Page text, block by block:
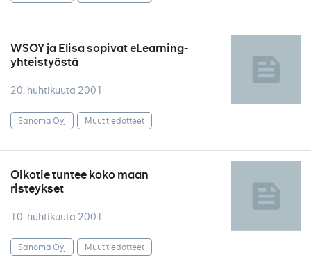
WSOY ja Elisa sopivat eLearning-
yhteistyöstä
20. huhtikuuta 2001
Sanoma Oyj Muut tiedotteet
Oikotie tuntee koko maan
risteykset
10. huhtikuuta 2001
Sanoma Oyj Muut tiedotteet